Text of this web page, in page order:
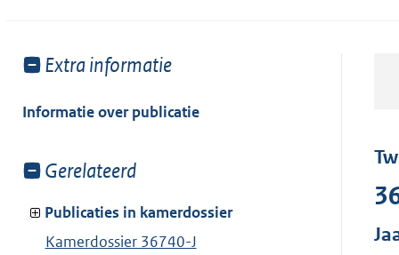
Toon
van:
Extra informatie
Informatie over publicatie
Toon
van:
Gerelateerd
Publicaties in kamerdossier
Kamerdossier 36740-J